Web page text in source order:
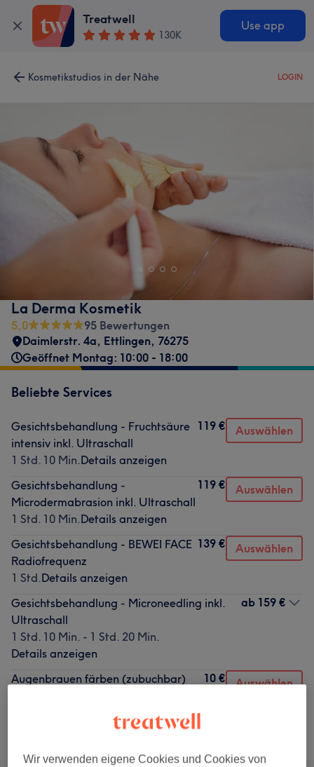
Treatwell
130K
Use app
Kosmetikstudios in der Nähe LOGIN
La Derma Kosmetik
5,0
95 Bewertungen
Daimlerstr. 4a, Ettlingen, 76275
Geöffnet Montag: 10:00 - 18:00
Beliebte Services
Gesichtsbehandlung - Fruchtsäure
intensiv inkl. Ultraschall
1 Std. 10 Min.Details anzeigen
119 € Auswählen
Gesichtsbehandlung -
Microdermabrasion inkl. Ultraschall
1 Std. 10 Min.Details anzeigen
119 € Auswählen
Gesichtsbehandlung - BEWEI FACE
Radiofrequenz
1 Std.Details anzeigen
139 € Auswählen
Gesichtsbehandlung - Microneedling inkl.
Ultraschall
1 Std. 10 Min. - 1 Std. 20 Min.
Details anzeigen
ab 159 €
Augenbrauen färben (zubuchbar)
10 € Auswählen
Wir verwenden eigene Cookies und Cookies von